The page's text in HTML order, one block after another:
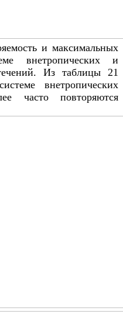
и максимальных
внетропических и
Из таблицы 21
внетропических
часто повторяются